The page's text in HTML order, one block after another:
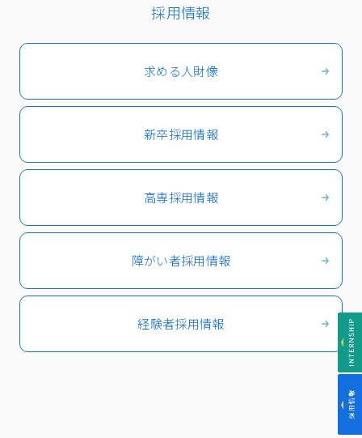
採用情報
求める人財像
新卒採用情報
高専採用情報
障がい者採用情報
経験者採用情報